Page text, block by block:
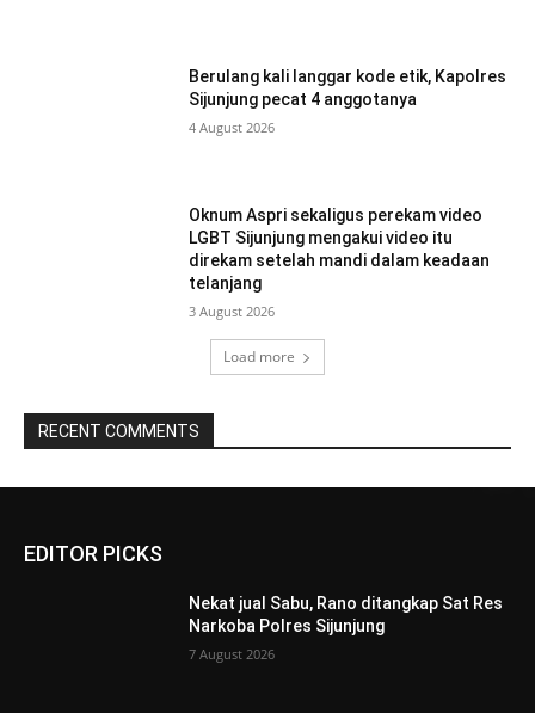
Berulang kali langgar kode etik, Kapolres
Sijunjung pecat 4 anggotanya
4 August 2026
Oknum Aspri sekaligus perekam video
LGBT Sijunjung mengakui video itu
direkam setelah mandi dalam keadaan
telanjang
3 August 2026
Load more
RECENT COMMENTS
EDITOR PICKS
Nekat jual Sabu, Rano ditangkap Sat Res
Narkoba Polres Sijunjung
7 August 2026